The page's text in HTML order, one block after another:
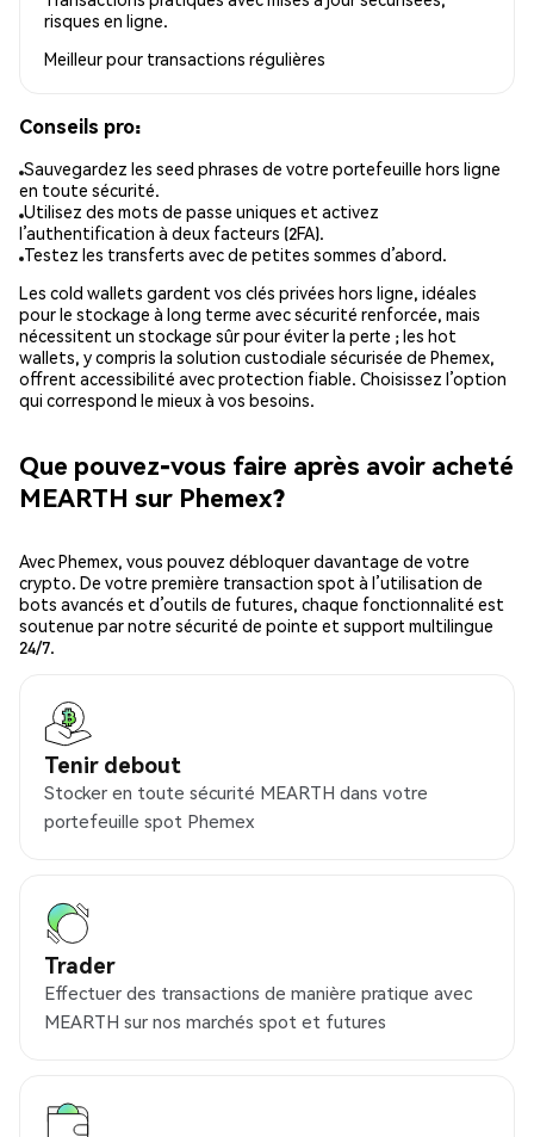
risques en ligne.
Meilleur pour transactions régulières
Conseils pro:
Sauvegardez les seed phrases de votre portefeuille hors ligne
en toute sécurité.
Utilisez des mots de passe uniques et activez
l’authentification à deux facteurs (2FA).
Testez les transferts avec de petites sommes d’abord.
Les cold wallets gardent vos clés privées hors ligne, idéales
pour le stockage à long terme avec sécurité renforcée, mais
nécessitent un stockage sûr pour éviter la perte ; les hot
wallets, y compris la solution custodiale sécurisée de Phemex,
offrent accessibilité avec protection fiable. Choisissez l’option
qui correspond le mieux à vos besoins.
Que pouvez-vous faire après avoir acheté
MEARTH sur Phemex?
Avec Phemex, vous pouvez débloquer davantage de votre
crypto. De votre première transaction spot à l’utilisation de
bots avancés et d’outils de futures, chaque fonctionnalité est
soutenue par notre sécurité de pointe et support multilingue
24/7.
Tenir debout
Stocker en toute sécurité MEARTH dans votre
portefeuille spot Phemex
Trader
Effectuer des transactions de manière pratique avec
MEARTH sur nos marchés spot et futures